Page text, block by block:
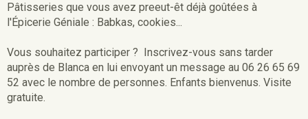
Pâtisseries que vous avez preeut-êt déjà goûtées à
l'Épicerie Géniale : Babkas, cookies...
Vous souhaitez participer ? Inscrivez-vous sans tarder
auprès de Blanca en lui envoyant un message au 06 26 65 69
52 avec le nombre de personnes. Enfants bienvenus. Visite
gratuite.